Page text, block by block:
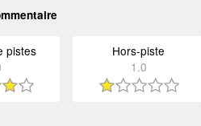
pistes
Hors-piste
1.0